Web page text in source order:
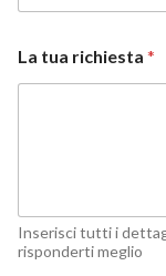
La tua richiesta *
Inserisci tutti i
risponderti meglio